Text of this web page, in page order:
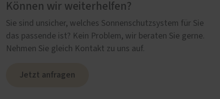
Können wir weiterhelfen?
Sie sind unsicher, welches Sonnenschutzsystem für Sie
das passende ist? Kein Problem, wir beraten Sie gerne.
Nehmen Sie gleich Kontakt zu uns auf.
Jetzt anfragen